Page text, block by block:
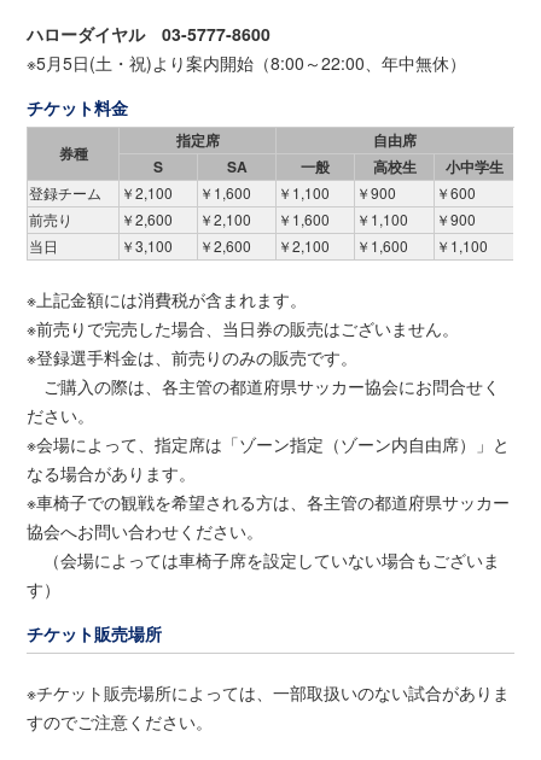
ハローダイヤル 03-5777-8600
※5月5日(土・祝)より案内開始（8:00～22:00、年中無休）
チケット料金
券種
指定席
自由席
S
SA 一般 高校生 小中学生
登録チーム ￥2,100 ￥1,600 ￥1,100 ￥900
￥600
前売り
￥2,600 ￥2,100 ￥1,600 ￥1,100
￥900
当日
￥3,100 ￥2,600 ￥2,100 ￥1,600 ￥1,100
※上記金額には消費税が含まれます。
※前売りで完売した場合、当日券の販売はございません。
※登録選手料金は、前売りのみの販売です。
ご購入の際は、各主管の都道府県サッカー協会にお問合せく
ださい。
※会場によって、指定席は「ゾーン指定（ゾーン内自由席）」と
なる場合があります。
※車椅子での観戦を希望される方は、各主管の都道府県サッカー
協会へお問い合わせください。
（会場によっては車椅子席を設定していない場合もございま
す）
チケット販売場所
※チケット販売場所によっては、一部取扱いのない試合がありま
すのでご注意ください。